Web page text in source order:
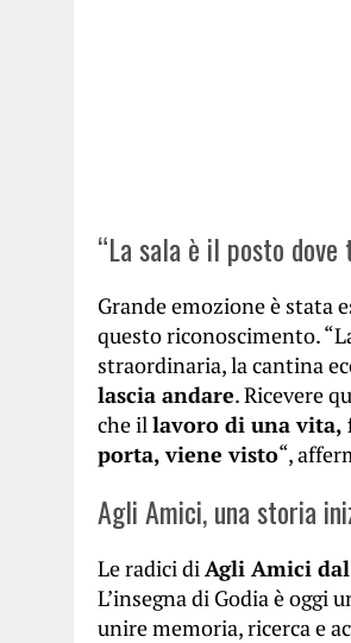
“La sala è il posto
Grande emozione è stata
questo riconoscimento.
straordinaria, la cantina
lascia andare. Ricevere
che illavoro di una vita,
porta, viene visto“,
Agli Amici, una storia
Le radici diAgli Amici dal
L’insegna di Godia è oggi
unire memoria, ricerca e